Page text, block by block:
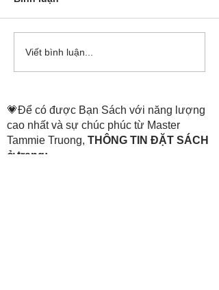
Cô Hoa Duong chia sẻ
Viết bình luận...
💗Để có được Bạn Sách với năng lượng
cao nhất và sự chúc phúc từ Master
Tammie Truong, THÔNG TIN ĐẶT SÁCH
ở trang: